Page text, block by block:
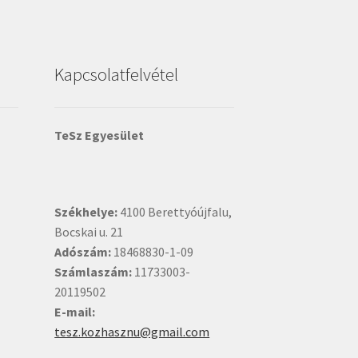
Kapcsolatfelvétel
TeSz Egyesület
Székhelye: 4100 Berettyóújfalu,
Bocskai u. 21
Adószám: 18468830-1-09
Számlaszám: 11733003-
20119502
E-mail:
tesz.kozhasznu@gmail.com